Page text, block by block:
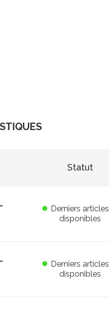
Statut
Derniers articles
disponibles
Derniers articles
disponibles